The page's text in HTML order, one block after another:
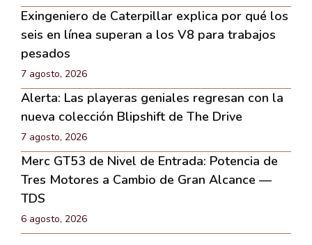
Exingeniero de Caterpillar explica por qué los
seis en línea superan a los V8 para trabajos
pesados
7 agosto, 2026
Alerta: Las playeras geniales regresan con la
nueva colección Blipshift de The Drive
7 agosto, 2026
Merc GT53 de Nivel de Entrada: Potencia de
Tres Motores a Cambio de Gran Alcance —
TDS
6 agosto, 2026